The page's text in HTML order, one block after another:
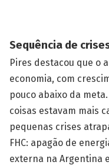
Sequência de
Pires destacou que o
economia, com
pouco abaixo da
coisas estavam mais
pequenas crises
FHC: apagão de
externa na Argentina